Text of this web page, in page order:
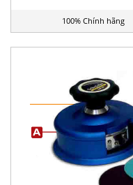
100% Chính hãng